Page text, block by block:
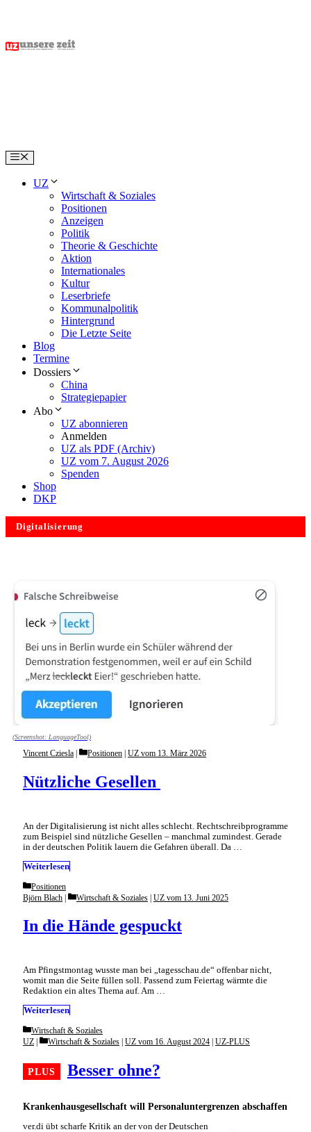
content
Menu
UZ
Wirtschaft & Soziales
Positionen
Anzeigen
Politik
Theorie & Geschichte
Aktion
Internationales
Kultur
Leserbriefe
Kommunalpolitik
Hintergrund
Die Letzte Seite
Blog
Termine
Dossiers
China
Strategiepapier
Abo
UZ abonnieren
Anmelden
UZ als PDF (Archiv)
UZ vom 7. August 2026
Spenden
Shop
DKP
Digitalisierung
(Screenshot: LanguageTool)
Nützliche Gesellen
Vincent Cziesla Categories
Positionen UZ vom 13. März 2026
An der Digitalisierung ist nicht alles schlecht. Rechtschreibprogramme
zum Beispiel sind nützliche Gesellen – manchmal zumindest. Gerade
in der deutschen Politik lauern die Gefahren überall. Da …
Weiterlesen
Categories
Positionen
In die Hände gespuckt
Björn Blach Categories
Wirtschaft & Soziales | UZ vom 13. Juni 2025
Am Pfingstmontag wusste man bei „tagesschau.de“ offenbar nicht,
womit man die Seite füllen soll. Passend zum Feiertag wärmte die
Redaktion ein altes Thema auf. Am …
Weiterlesen
Categories
Wirtschaft & Soziales
Krankenhausgesellschaft will Personaluntergrenzen abschaffen
Besser ohne?
UZ Categories
Wirtschaft & Soziales | UZ vom 16. August 2024 | UZ-PLUS
ver.di übt scharfe Kritik an der von der Deutschen